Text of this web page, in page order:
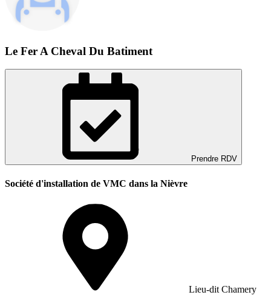
Le Fer A Cheval Du Batiment
Prendre RDV
Société d'installation de VMC dans la Nièvre
Lieu-dit Chamery